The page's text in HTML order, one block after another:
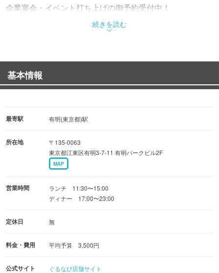
企業宴会・イベント打ち上げの御予約受付中！
コースは3名様より≪4,000円／4,500円／5,000円／6,000
円／7,000円／8,000円／9,000円≫
【貸切予約】は70名様〜80名様
●『夜御膳（定食スタイル）』メニューもございますので
ることで、甘くてコクのある特有の香りがたち、旨味が引
き立ちます。素材を活かした一番美味しい食べ方でお召し
上がりいただけます。
店内は木目調で温かみがあり、なおかつ高い天井で開放的
上質な環境で仲間との普段使い、特別なお食事の会、社用
の会食にも最適です
続きを読む
基本情報
最寄駅 有明(東京都)駅
所在地
〒135-0063
東京都江東区有明3-7-11 有明パークビル2F
MAP
営業時間
ランチ 11:30〜15:00
ディナー 17:00〜23:00
定休日 無
料金・費用 平均予算 3,500円
公式サイト ぐるなび店舗サイト